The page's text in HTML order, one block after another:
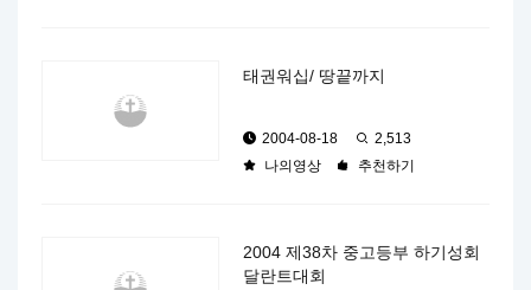
태권워십/ 땅끝까지
2004-08-18
2,513
나의영상
추천하기
2004 제38차 중고등부 하기성회
달란트대회